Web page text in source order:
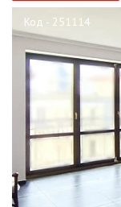
Код - 251114